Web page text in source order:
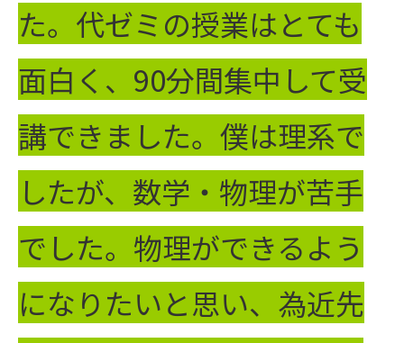
た。代ゼミの授業はとても
面白く、90分間集中して受
講できました。僕は理系で
したが、数学・物理が苦手
でした。物理ができるよう
になりたいと思い、為近先